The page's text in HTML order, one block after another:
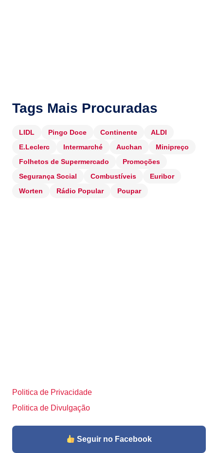
Tags Mais Procuradas
LIDL Pingo Doce Continente
ALDI
E.Leclerc
Intermarché Auchan
Minipreço
Folhetos de Supermercado
Promoções
Segurança Social
Combustíveis
Euribor
Worten
Rádio Popular Poupar
Politica de Privacidade
Politica de Divulgação
Seguir no Facebook